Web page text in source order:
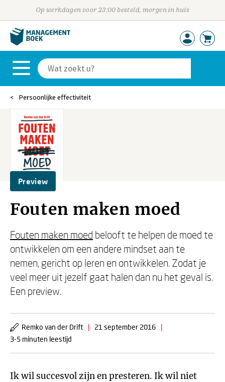
Op werkdagen voor 23:00 besteld, morgen in huis
Persoonlijke effectiviteit
Preview
Fouten maken moed
Fouten maken moed belooft te helpen de moed te
ontwikkelen om een andere mindset aan te
nemen, gericht op leren en ontwikkelen. Zodat je
veel meer uit jezelf gaat halen dan nu het geval is.
Een preview.
Remko van der Drift | 21 september 2016
|
3-5 minuten leestijd
Ik wil succesvol zijn en presteren. Ik wil niet